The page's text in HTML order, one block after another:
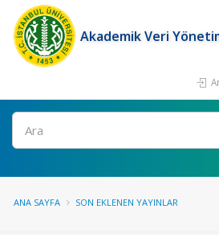
Akademik Veri
Ara
ANA SAYFA SON EKLENEN YAYINLAR